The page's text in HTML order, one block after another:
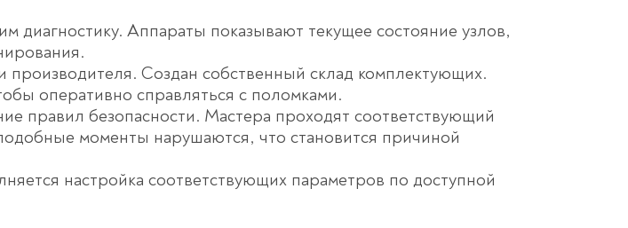
Аппараты показывают текущее состояние узлов,
Создан собственный склад комплектующих.
оперативно справляться с поломками.
правил безопасности. Мастера проходят соответствующий
моменты нарушаются, что становится причиной
настройка соответствующих параметров по доступной